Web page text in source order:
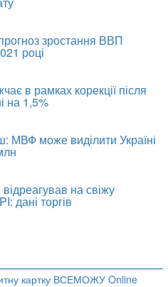
картку ВСЕМОЖУ Online